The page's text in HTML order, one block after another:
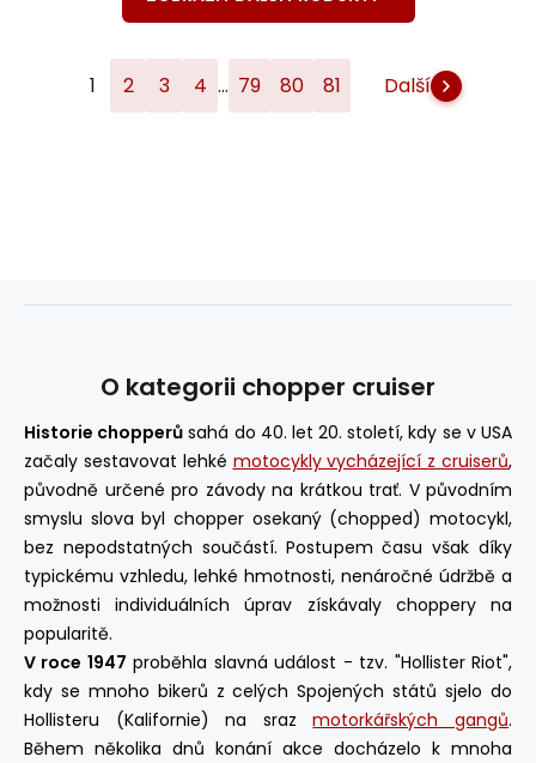
1 2 3 4 ... 79 80 81 Další
O kategorii chopper cruiser
Historie chopperů sahá do 40. let 20. století, kdy se v USA
začaly sestavovat lehké motocykly vycházející z cruiserů,
původně určené pro závody na krátkou trať. V původním
smyslu slova byl chopper osekaný (chopped) motocykl,
bez nepodstatných součástí. Postupem času však díky
typickému vzhledu, lehké hmotnosti, nenáročné údržbě a
možnosti individuálních úprav získávaly choppery na
popularitě.
V roce 1947 proběhla slavná událost - tzv. "Hollister Riot",
kdy se mnoho bikerů z celých Spojených států sjelo do
Hollisteru (Kalifornie) na srazmotorkářských gangů.
Během několika dnů konání akce docházelo k mnoha